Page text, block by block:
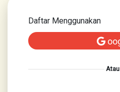
Daftar Menggunakan
Atau